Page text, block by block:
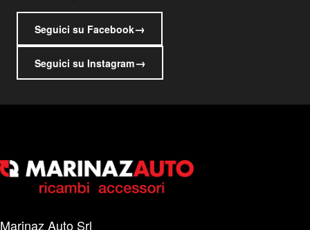
Seguici su Facebook→
Seguici su Instagram→
Marinaz Auto Srl